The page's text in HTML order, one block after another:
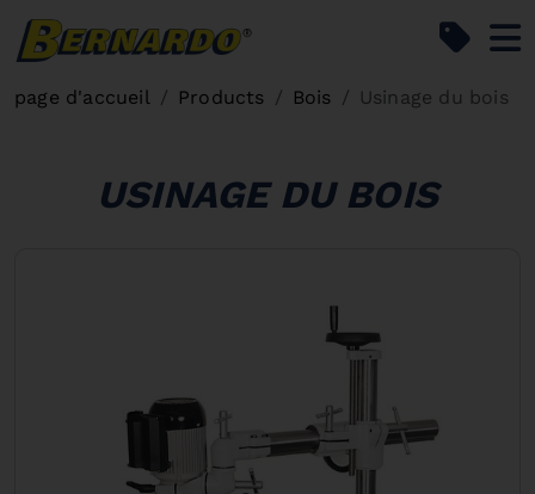
page d'accueil Products Bois Usinage du bois
USINAGE DU BOIS